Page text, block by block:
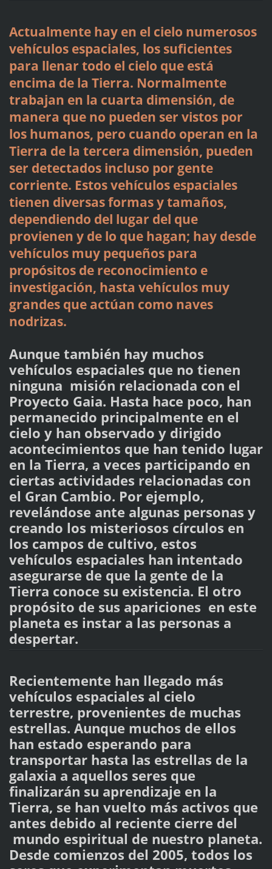
Actualmente hay en el cielo numerosos
vehículos espaciales, los suficientes
para llenar todo el cielo que está
encima de la Tierra. Normalmente
trabajan en la cuarta dimensión, de
manera que no pueden ser vistos por
los humanos, pero cuando operan en la
Tierra de la tercera dimensión, pueden
ser detectados incluso por gente
corriente. Estos vehículos espaciales
tienen diversas formas y tamaños,
dependiendo del lugar del que
provienen y de lo que hagan; hay desde
vehículos muy pequeños para
propósitos de reconocimiento e
investigación, hasta vehículos muy
grandes que actúan como naves
nodrizas.
Aunque también hay muchos
vehículos espaciales que no tienen
ninguna misión relacionada con el
Proyecto Gaia. Hasta hace poco, han
permanecido principalmente en el
cielo y han observado y dirigido
acontecimientos que han tenido lugar
en la Tierra, a veces participando en
ciertas actividades relacionadas con
el Gran Cambio. Por ejemplo,
revelándose ante algunas personas y
creando los misteriosos círculos en
los campos de cultivo, estos
vehículos espaciales han intentado
asegurarse de que la gente de la
Tierra conoce su existencia. El otro
propósito de sus apariciones en este
planeta es instar a las personas a
despertar.
Recientemente han llegado más
vehículos espaciales al cielo
terrestre, provenientes de muchas
estrellas. Aunque muchos de ellos
han estado esperando para
transportar hasta las estrellas de la
galaxia a aquellos seres que
finalizarán su aprendizaje en la
Tierra, se han vuelto más activos que
antes debido al reciente cierre del
mundo espiritual de nuestro planeta.
Desde comienzos del 2005, todos los